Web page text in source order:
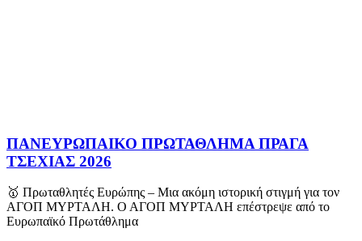
ΠΑΝΕΥΡΩΠΑΙΚΟ ΠΡΩΤΑΘΛΗΜΑ ΠΡΑΓΑ
ΤΣΕΧΙΑΣ 2026
🥇 Πρωταθλητές Ευρώπης – Μια ακόμη ιστορική στιγμή για τον
ΑΓΟΠ ΜΥΡΤΑΛΗ. Ο ΑΓΟΠ ΜΥΡΤΑΛΗ επέστρεψε από το
Ευρωπαϊκό Πρωτάθλημα